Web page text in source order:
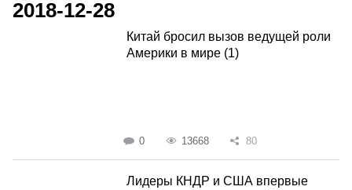
2018-12-28
Китай бросил вызов ведущей роли
Америки в мире (1)
0 13668 80
Лидеры КНДР и США впервые